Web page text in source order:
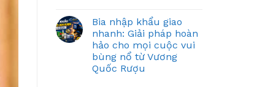
Bia nhập khẩu giao
nhanh: Giải pháp hoàn
hảo cho mọi cuộc vui
bùng nổ từ Vương
Quốc Rượu